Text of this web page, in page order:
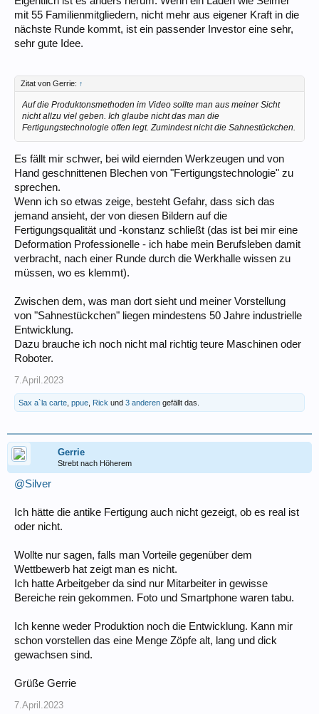
mit 55 Familienmitgliedern, nicht mehr aus eigener Kraft in die
nächste Runde kommt, ist ein passender Investor eine sehr,
sehr gute Idee.
Zitat von Gerrie: ↑
Auf die Produktonsmethoden im Video sollte man aus meiner Sicht
nicht allzu viel geben. Ich glaube nicht das man die
Fertigungstechnologie offen legt. Zumindest nicht die Sahnestückchen.
Es fällt mir schwer, bei wild eiernden Werkzeugen und von
Hand geschnittenen Blechen von "Fertigungstechnologie" zu
sprechen.
Wenn ich so etwas zeige, besteht Gefahr, dass sich das
jemand ansieht, der von diesen Bildern auf die
Fertigungsqualität und -konstanz schließt (das ist bei mir eine
Deformation Professionelle - ich habe mein Berufsleben damit
verbracht, nach einer Runde durch die Werkhalle wissen zu
müssen, wo es klemmt).
Zwischen dem, was man dort sieht und meiner Vorstellung
von "Sahnestückchen" liegen mindestens 50 Jahre industrielle
Entwicklung.
Dazu brauche ich noch nicht mal richtig teure Maschinen oder
Roboter.
7.April.2023
Sax a`la carte ppue Rick und 3 anderen gefällt das.
Gerrie
Strebt nach Höherem
@Silver
Ich hätte die antike Fertigung auch nicht gezeigt, ob es real ist
oder nicht.
Wollte nur sagen, falls man Vorteile gegenüber dem
Wettbewerb hat zeigt man es nicht.
Ich hatte Arbeitgeber da sind nur Mitarbeiter in gewisse
Bereiche rein gekommen. Foto und Smartphone waren tabu.
Ich kenne weder Produktion noch die Entwicklung. Kann mir
schon vorstellen das eine Menge Zöpfe alt, lang und dick
gewachsen sind.
Grüße Gerrie
7.April.2023